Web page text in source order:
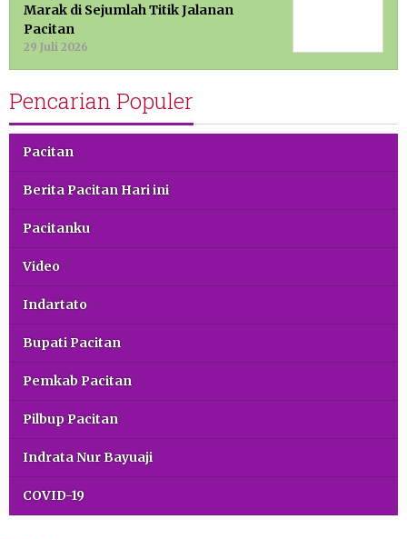
Marak di Sejumlah Titik Jalanan
Pacitan
29 Juli 2026
Pencarian Populer
Pacitan
Berita Pacitan Hari ini
Pacitanku
Video
Indartato
Bupati Pacitan
Pemkab Pacitan
Pilbup Pacitan
Indrata Nur Bayuaji
COVID-19